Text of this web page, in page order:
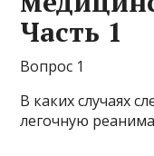
Часть 1
Вопрос 1
В каких случаях
легочную